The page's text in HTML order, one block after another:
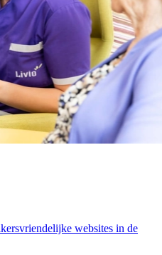
websites in de